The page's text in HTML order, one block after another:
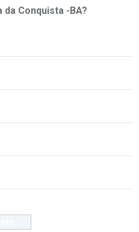
Conquista -BA?